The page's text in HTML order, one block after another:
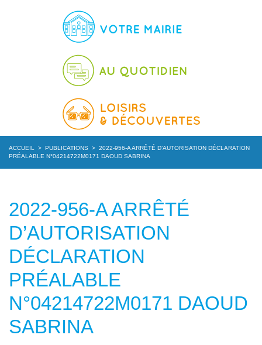
ACCUEIL > PUBLICATIONS > 2022-956-A ARRÊTÉ D’AUTORISATION DÉCLARATION
PRÉALABLE N°04214722M0171 DAOUD SABRINA
2022-956-A ARRÊTÉ
D’AUTORISATION
DÉCLARATION
PRÉALABLE
N°04214722M0171 DAOUD
SABRINA